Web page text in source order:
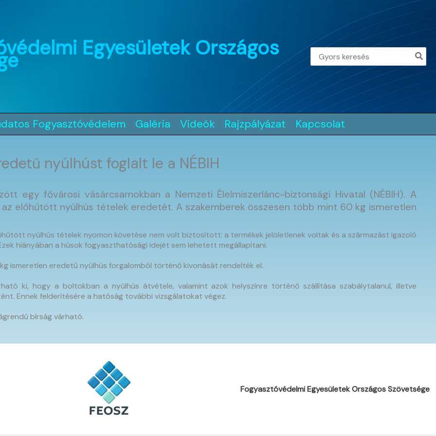
Egyesületek Országos
Search
for:
Fogyasztóvédelem Galéria Videók Rajzpályázat Kapcsolat
nyúlhúst foglalt le a NÉBIH
egy fővárosi vásárcsarnokban a Nemzeti Élelmiszerlánc-biztonsági Hivatal (NÉBIH). A
előhűtött nyúlhús tételek eredetét. A szakemberek összesen több mint 60 kg ismeretlen
nyúlhús tételek nyomon követése nem volt biztosított: a termékek jelöletlenek voltak és a származást igazoló
hiányában a húsok fogyaszthatósági idejét sem lehetett megállapítani.
ismeretlen eredetű nyúlhús forgalomból történő kivonását rendelték el.
ki, hogy a boltokban a nyúlhús átvétele, valamint azok helyszínre történő szállítása szabálytalanul, illetve
Ennek felderítésére a hatóság további vizsgálatokat végez.
bírság várható.
Fogyasztóvédelmi Egyesületek Országos Szövetsége